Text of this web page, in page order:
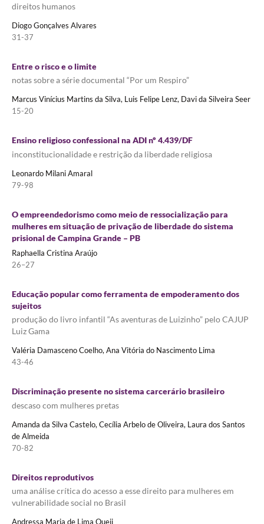
direitos humanos
Diogo Gonçalves Alvares
31-37
Entre o risco e o limite
notas sobre a série documental “Por um Respiro”
Marcus Vinícius Martins da Silva, Luis Felipe Lenz, Davi da Silveira Seer
15-20
Ensino religioso confessional na ADI nº 4.439/DF
inconstitucionalidade e restrição da liberdade religiosa
Leonardo Milani Amaral
79-98
O empreendedorismo como meio de ressocialização para
mulheres em situação de privação de liberdade do sistema
prisional de Campina Grande – PB
Raphaella Cristina Araújo
26–27
Educação popular como ferramenta de empoderamento dos
sujeitos
produção do livro infantil “As aventuras de Luizinho” pelo CAJUP
Luiz Gama
Valéria Damasceno Coelho, Ana Vitória do Nascimento Lima
43-46
Discriminação presente no sistema carcerário brasileiro
descaso com mulheres pretas
Amanda da Silva Castelo, Cecília Arbelo de Oliveira, Laura dos Santos
de Almeida
70-82
Direitos reprodutivos
uma análise crítica do acesso a esse direito para mulheres em
vulnerabilidade social no Brasil
Andressa Maria de Lima Queji